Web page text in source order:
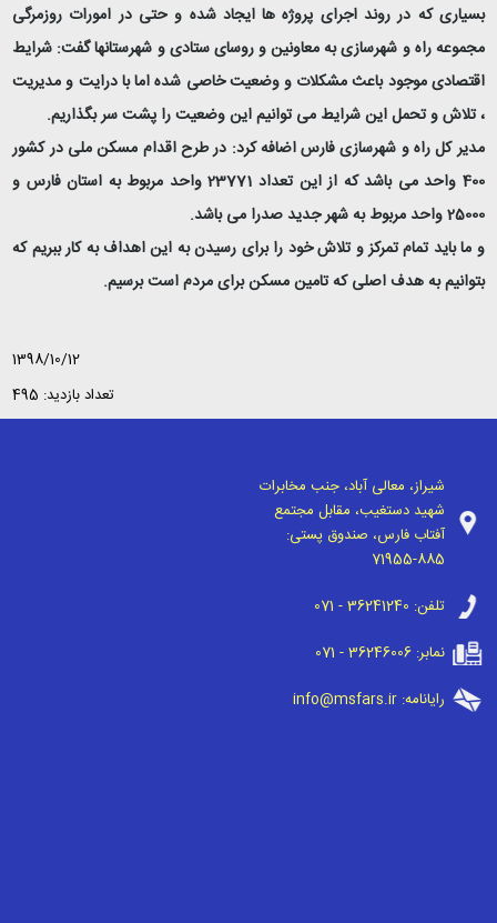
بسیاری که در روند اجرای پروژه ها ایجاد شده و حتی در امورات روزمرگی
مجموعه راه و شهرسازی به معاونین و روسای ستادی و شهرستانها گفت: شرایط
اقتصادی موجود باعث مشکلات و وضعیت خاصی شده اما با درایت و مدیریت
، تلاش و تحمل این شرایط می توانیم این وضعیت را پشت سر بگذاریم.
مدیر کل راه و شهرسازی فارس اضافه کرد: در طرح اقدام مسکن ملی در کشور
400 واحد می باشد که از این تعداد 23771 واحد مربوط به استان فارس و
25000 واحد مربوط به شهر جدید صدرا می باشد.
و ما باید تمام تمرکز و تلاش خود را برای رسیدن به این اهداف به کار ببریم که
بتوانیم به هدف اصلی که تامین مسکن برای مردم است برسیم.
1398/10/12
تعداد بازدید: 495
شیراز، معالی آباد، جنب مخابرات
شهید دستغیب، مقابل مجتمع
آفتاب فارس، صندوق پستی:
71955-885
تلفن: 071 - 36241240
نمابر:071 - 36246006
رایانامه:info@msfars.ir